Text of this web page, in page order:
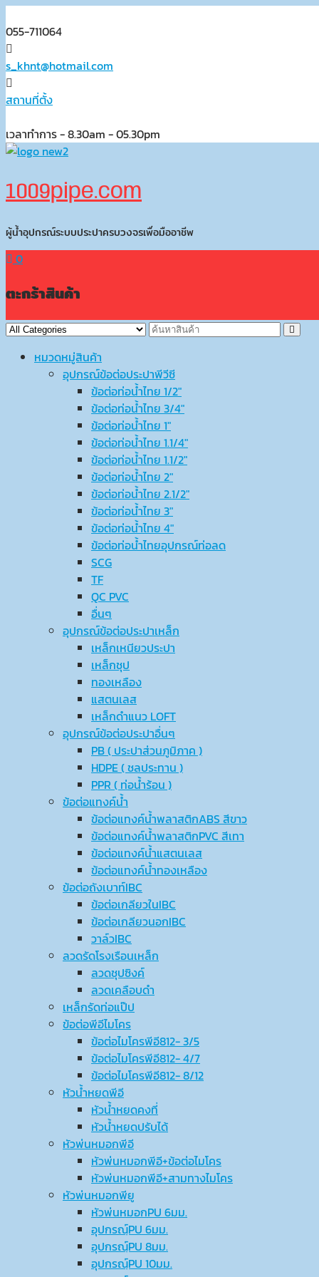
to
content
055-711064
s_khnt@hotmail.com
สถานที่ตั้ง
เวลาทำการ - 8.30am - 05.30pm
1009pipe.com
ผู้น้ำอุปกรณ์ระบบประปาครบวงจรเพื่อมืออาชีพ
0
ตะกร้าสินค้า
หมวดหมู่สินค้า
อุปกรณ์ข้อต่อประปาพีวีซี
ข้อต่อท่อน้ำไทย 1/2″
ข้อต่อท่อน้ำไทย 3/4″
ข้อต่อท่อน้ำไทย 1″
ข้อต่อท่อน้ำไทย 1.1/4″
ข้อต่อท่อน้ำไทย 1.1/2″
ข้อต่อท่อน้ำไทย 2″
ข้อต่อท่อน้ำไทย 2.1/2″
ข้อต่อท่อน้ำไทย 3″
ข้อต่อท่อน้ำไทย 4″
ข้อต่อท่อน้ำไทยอุปกรณ์ท่อลด
SCG
TF
QC PVC
อื่นๆ
อุปกรณ์ข้อต่อประปาเหล็ก
เหล็กเหนียวประปา
เหล็กชุป
ทองเหลือง
แสตนเลส
เหล็กดำแนว LOFT
อุปกรณ์ข้อต่อประปาอื่นๆ
PB ( ประปาส่วนภูมิภาค )
HDPE ( ชลประทาน )
PPR ( ท่อน้ำร้อน )
ข้อต่อแทงค์น้ำ
ข้อต่อแทงค์น้ำพลาสติกABS สีขาว
ข้อต่อแทงค์น้ำพลาสติกPVC สีเทา
ข้อต่อแทงค์น้ำแสตนเลส
ข้อต่อแทงค์น้ำทองเหลือง
ข้อต่อถังเบาท์IBC
ข้อต่อเกลียวในIBC
ข้อต่อเกลียวนอกIBC
วาล์วIBC
ลวดรัดโรงเรือนเหล็ก
ลวดชุปซิงค์
ลวดเคลือบดำ
เหล็กรัดท่อแป๊ป
ข้อต่อพีอีไมโคร
ข้อต่อไมโครพีอี812- 3/5
ข้อต่อไมโครพีอี812- 4/7
ข้อต่อไมโครพีอี812- 8/12
หัวน้ำหยดพีอี
หัวน้ำหยดคงที่
หัวน้ำหยดปรับได้
หัวพ่นหมอกพีอี
หัวพ่นหมอกพีอี+ข้อต่อไมโคร
หัวพ่นหมอกพีอี+สามทางไมโคร
หัวพ่นหมอกพียู
หัวพ่นหมอกPU 6มม.
อุปกรณ์ฺPU 6มม.
อุปกรณ์ฺPU 8มม.
อุปกรณ์ฺPU 10มม.